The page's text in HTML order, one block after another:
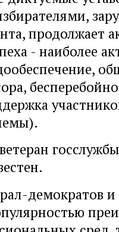
продолжает
- наиболее
демократов